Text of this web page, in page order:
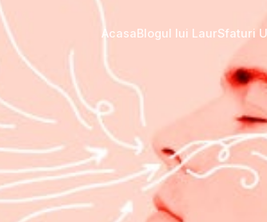
AcasaBlogul lui LaurSfaturi